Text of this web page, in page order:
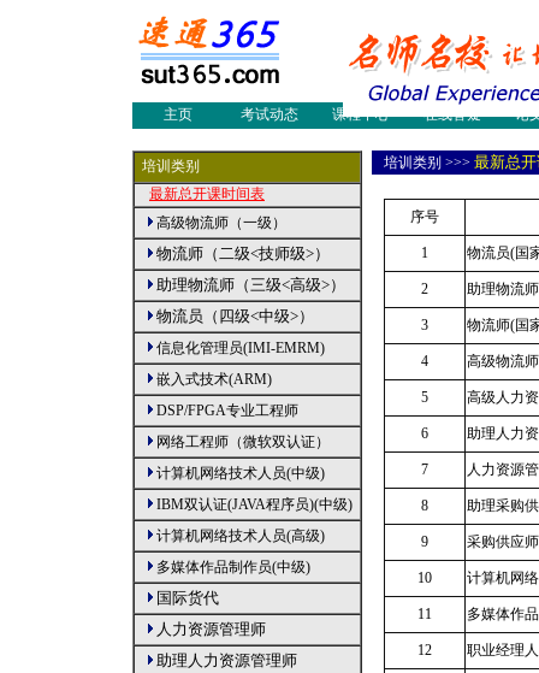
物流案例
物流人才
职业
物流员培训
多媒体制作
国
采购认证培训
国际
主页
考试动态 课程中心 在线答疑 论
培训类别
最新总开课时间表
高级物流师（一级）
物流师（二级<技师级>）
助理物流师（三级<高级>）
物流员（四级<中级>）
信息化管理员(IMI-EMRM)
嵌入式技术(ARM)
DSP/FPGA专业工程师
网络工程师（微软双认证）
计算机网络技术人员(中级)
IBM双认证(JAVA程序员)(中级)
计算机网络技术人员(高级)
多媒体作品制作员(中级)
国际货代
人力资源管理师
助理人力资源管理师
培训 类别 >>> 最新总
序号
1 物流员(国
2 助理物流
3 物流师(国
4 高级物流
5 高级人力
6 助理人力
7 人力资源
8 助理采购
9 采购供应
10 计算机网
11 多媒体作
12 职业经理